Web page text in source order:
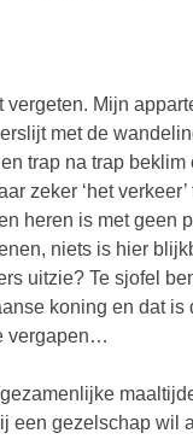
Mijn
met de
trap na trap
zeker ‘het
heren is met
niets is hier
uitzie? Te sjofel
koning en dat
vergapen…
een gezelschap